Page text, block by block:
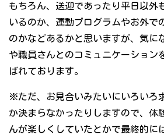
もちろん、送迎であったり平日以外
いるのか、運動プログラムやお外で
のかなどあるかと思いますが、気に
や職員さんとのコミュニケーション
ばれております。
※ただ、お見合いみたいにいろいろ
か決まらなかったりしますので、体
んが楽しくしていたとかで最終的に